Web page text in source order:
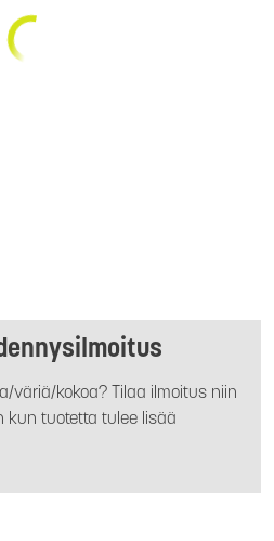
väriä/kokoa? Tilaa ilmoitus niin
kun tuotetta tulee lisää